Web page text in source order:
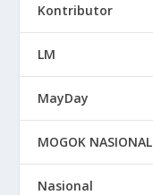
Kontributor
LM
MayDay
MOGOK NASIONAL
Nasional